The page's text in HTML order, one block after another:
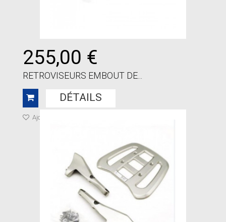
255,00 €
RETROVISEURS EMBOUT DE...
DÉTAILS
Ajouter à ma liste de cadeaux